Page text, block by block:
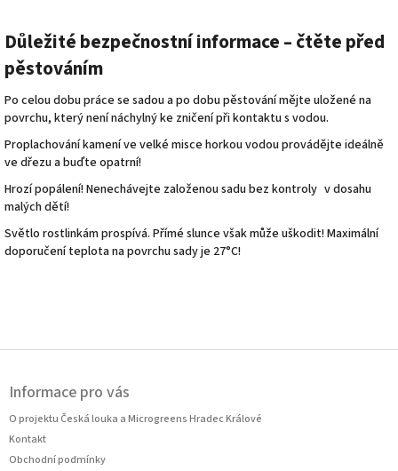
Důležité bezpečnostní informace – čtěte před
pěstováním
Po celou dobu práce se sadou a po dobu pěstování mějte uložené na
povrchu, který není náchylný ke zničení při kontaktu s vodou.
Proplachování kamení ve velké misce horkou vodou provádějte ideálně
ve dřezu a buďte opatrní!
Hrozí popálení! Nenechávejte založenou sadu bez kontroly v dosahu
malých dětí!
Světlo rostlinkám prospívá. Přímé slunce však může uškodit! Maximální
doporučení teplota na povrchu sady je 27°C!
Informace pro vás
O projektu Česká louka a Microgreens Hradec Králové
Kontakt
Obchodní podmínky